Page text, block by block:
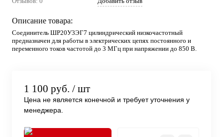
Описание товара:
Соединитель ШР20У3ЭГ7 цилиндрический низкочастотный
предназначен для работы в электрических цепях постоянного и
переменного токов частотой до 3 МГц при напряжении до 850 В.
1 100 руб. / шт
Цена не является конечной и требует уточнения у
менеджера.